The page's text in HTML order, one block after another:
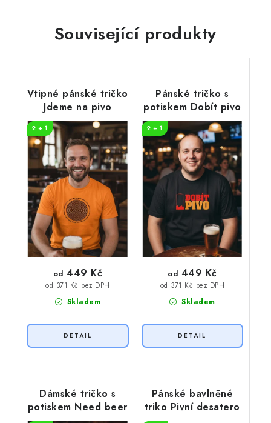
Související produkty
Vtipné pánské tričko
Jdeme na pivo
2 + 1
Skladem
od 371 Kč bez DPH
od 449 Kč
Pánské tričko s
potiskem Dobít pivo
2 + 1
Skladem
od 371 Kč bez DPH
od 449 Kč
Dámské tričko s
potiskem Need beer
Pánské bavlněné
triko Pivní desatero